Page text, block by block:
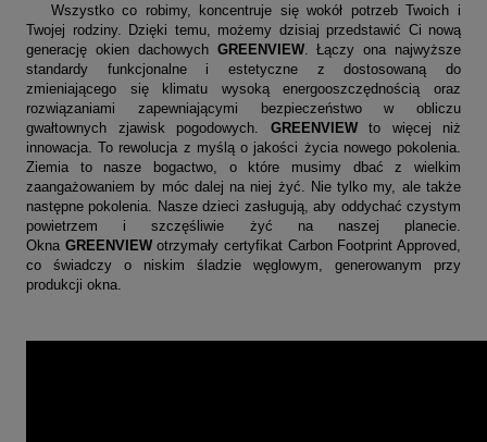
Wszystko co robimy, koncentruje się wokół potrzeb Twoich i
Twojej rodziny. Dzięki temu, możemy dzisiaj przedstawić Ci nową
generację okien dachowych GREENVIEW. Łączy ona najwyższe
standardy funkcjonalne i estetyczne z dostosowaną do
zmieniającego się klimatu wysoką energooszczędnością oraz
rozwiązaniami zapewniającymi bezpieczeństwo w obliczu
gwałtownych zjawisk pogodowych. GREENVIEWto więcej niż
innowacja. To rewolucja z myślą o jakości życia nowego pokolenia.
Ziemia to nasze bogactwo, o które musimy dbać z wielkim
zaangażowaniem by móc dalej na niej żyć. Nie tylko my, ale także
następne pokolenia. Nasze dzieci zasługują, aby oddychać czystym
powietrzem i szczęśliwie żyć na naszej planecie.
Okna GREENVIEWotrzymałycertyfikat Carbon Footprint Approved
co świadczy o niskim śladzie węglowym, generowanym przy
produkcji okna.